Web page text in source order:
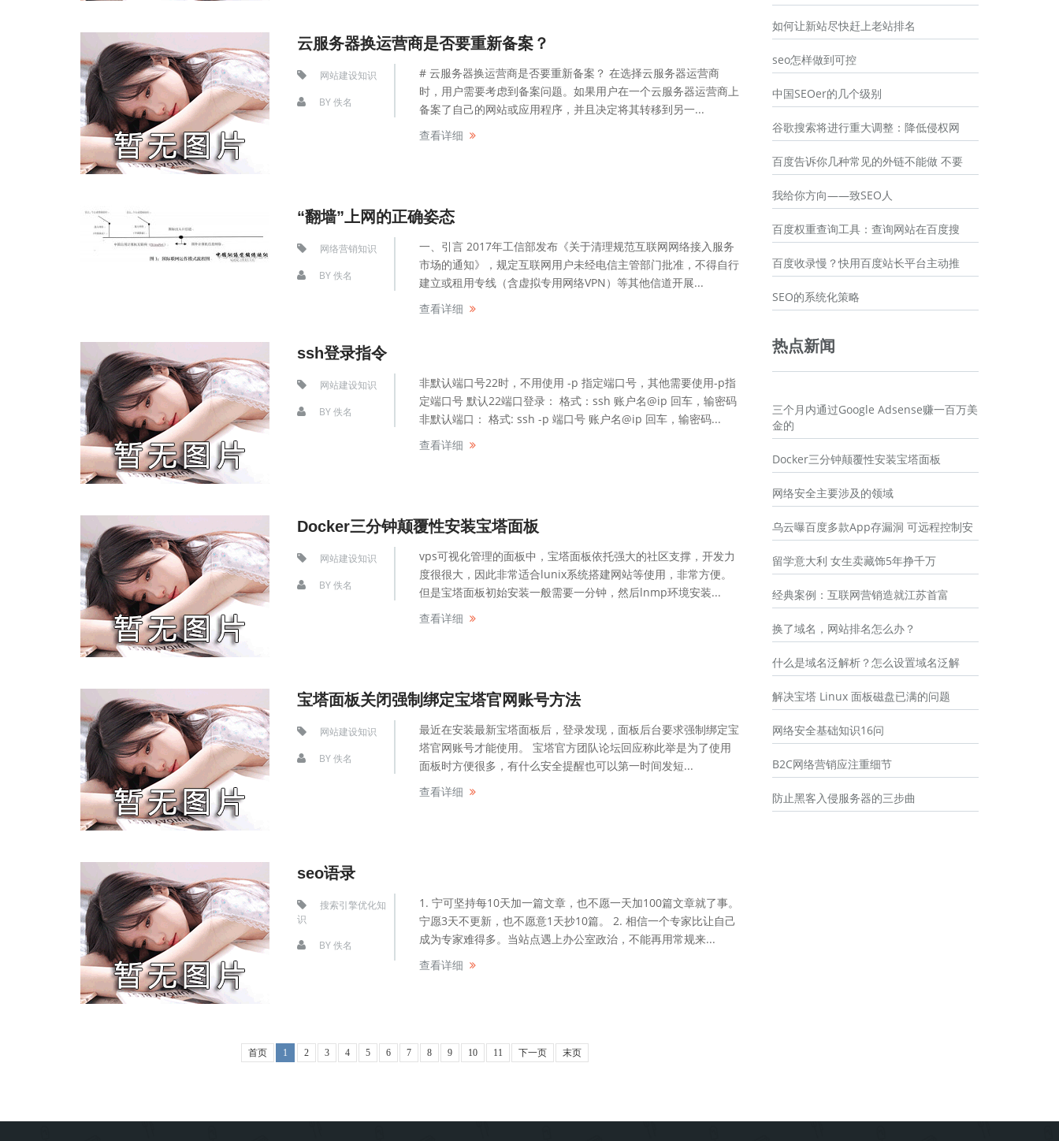
云服务器换运营商是否要重新备案？
网站建设知识
BY佚名
# 云服务器换运营商是否要重新备案？ 在选择云服务器运营商
时，用户需要考虑到备案问题。如果用户在一个云服务器运营商上
备案了自己的网站或应用程序，并且决定将其转移到另一...
查看详细
“翻墙”上网的正确姿态
网络营销知识
BY佚名
一、引言 2017年工信部发布《关于清理规范互联网网络接入服务
市场的通知》，规定互联网用户未经电信主管部门批准，不得自行
建立或租用专线（含虚拟专用网络VPN）等其他信道开展...
查看详细
ssh登录指令
网站建设知识
BY佚名
非默认端口号22时，不用使用 -p 指定端口号，其他需要使用-p指
定端口号 默认22端口登录： 格式：ssh 账户名@ip 回车，输密码
非默认端口： 格式: ssh -p 端口号 账户名@ip 回车，输密码...
查看详细
Docker三分钟颠覆性安装宝塔面板
网站建设知识
BY佚名
vps可视化管理的面板中，宝塔面板依托强大的社区支撑，开发力
度很很大，因此非常适合lunix系统搭建网站等使用，非常方便。
但是宝塔面板初始安装一般需要一分钟，然后lnmp环境安装...
查看详细
宝塔面板关闭强制绑定宝塔官网账号方法
网站建设知识
BY佚名
最近在安装最新宝塔面板后，登录发现，面板后台要求强制绑定宝
塔官网账号才能使用。 宝塔官方团队论坛回应称此举是为了使用
面板时方便很多，有什么安全提醒也可以第一时间发短...
查看详细
seo语录
搜索引擎优化知
识
BY佚名
1. 宁可坚持每10天加一篇文章，也不愿一天加100篇文章就了事。
宁愿3天不更新，也不愿意1天抄10篇。 2. 相信一个专家比让自己
成为专家难得多。当站点遇上办公室政治，不能再用常规来...
查看详细
首页 1 2 3 4 5 6 7 8 9 10 11 下一页 末页
如何让新站尽快赶上老站排名
seo怎样做到可控
中国SEOer的几个级别
谷歌搜索将进行重大调整：降低侵权网
百度告诉你几种常见的外链不能做 不要
我给你方向——致SEO人
百度权重查询工具：查询网站在百度搜
百度收录慢？快用百度站长平台主动推
SEO的系统化策略
热点新闻
三个月内通过Google Adsense赚一百万美
金的
Docker三分钟颠覆性安装宝塔面板
网络安全主要涉及的领域
乌云曝百度多款App存漏洞 可远程控制安
留学意大利 女生卖藏饰5年挣千万
经典案例：互联网营销造就江苏首富
换了域名，网站排名怎么办？
什么是域名泛解析？怎么设置域名泛解
解决宝塔 Linux 面板磁盘已满的问题
网络安全基础知识16问
B2C网络营销应注重细节
防止黑客入侵服务器的三步曲